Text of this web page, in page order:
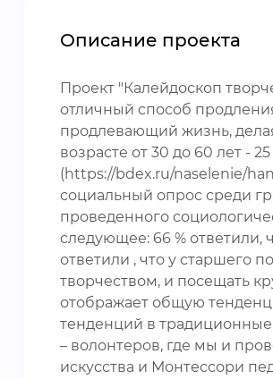
Описание проекта
Проект "Калейдоскоп
отличный способ
продлевающий жизнь,
возрасте от 30 до 60 лет -
(https://bdex.ru/naselenie/
социальный опрос среди
проведенного
следующее: 66 % ответили,
ответили , что у старшего
творчеством, и посещать
отображает общую
тенденций в традиционные
– волонтеров, где мы и
искусства и Монтессори